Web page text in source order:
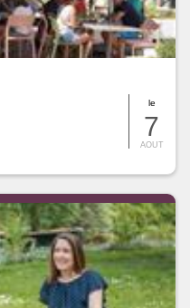
le
7
AOUT